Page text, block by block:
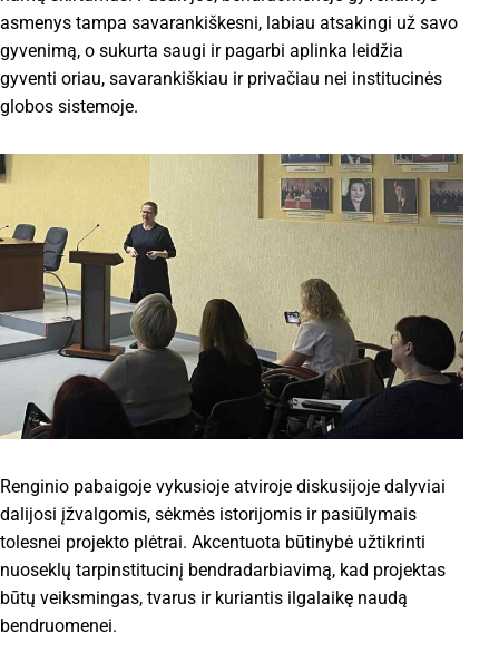
asmenys tampa savarankiškesni, labiau atsakingi už savo
gyvenimą, o sukurta saugi ir pagarbi aplinka leidžia
gyventi oriau, savarankiškiau ir privačiau nei institucinės
globos sistemoje.
Renginio pabaigoje vykusioje atviroje diskusijoje dalyviai
dalijosi įžvalgomis, sėkmės istorijomis ir pasiūlymais
tolesnei projekto plėtrai. Akcentuota būtinybė užtikrinti
nuoseklų tarpinstitucinį bendradarbiavimą, kad projektas
būtų veiksmingas, tvarus ir kuriantis ilgalaikę naudą
bendruomenei.